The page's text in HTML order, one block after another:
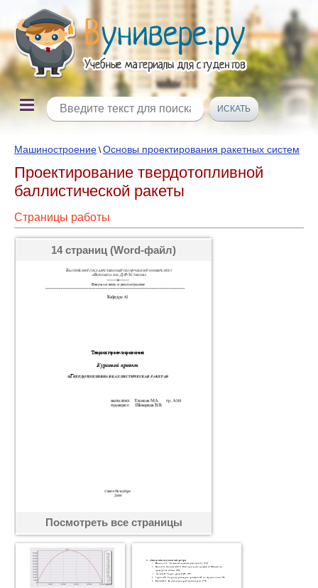
Машиностроение \Основы проектирования ракетных систем
Проектирование твердотопливной
баллистической ракеты
Страницы работы
14 страниц (Word-файл)
Посмотреть все страницы